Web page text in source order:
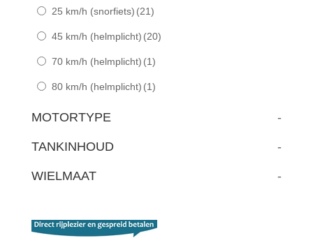
25 km/h (snorfiets) (21)
45 km/h (helmplicht) (20)
70 km/h (helmplicht) (1)
80 km/h (helmplicht) (1)
MOTORTYPE -
TANKINHOUD -
WIELMAAT -